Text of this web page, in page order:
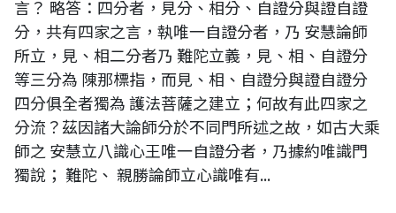
言？ 略答：四分者，見分、相分、自證分與證自證
分，共有四家之言，執唯一自證分者，乃 安慧論師
所立，見、相二分者乃 難陀立義，見、相、自證分
等三分為 陳那標指，而見、相、自證分與證自證分
四分俱全者獨為 護法菩薩之建立；何故有此四家之
分流？茲因諸大論師分於不同門所述之故，如古大乘
師之 安慧立八識心王唯一自證分者，乃據約唯識門
獨說； 難陀、 親勝論師立心識唯有...